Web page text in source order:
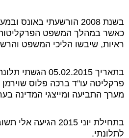
בשנת 2008 הורשעתי
כאשר במהלך המשפט
ראיות, שיבשו הליכי המשפט
בתאריך
פרקליטה עו"ד ברכה פלוס
מערך התביעה ומייצגי המדינה
בתחילת יוני 2015
לתלונתי.